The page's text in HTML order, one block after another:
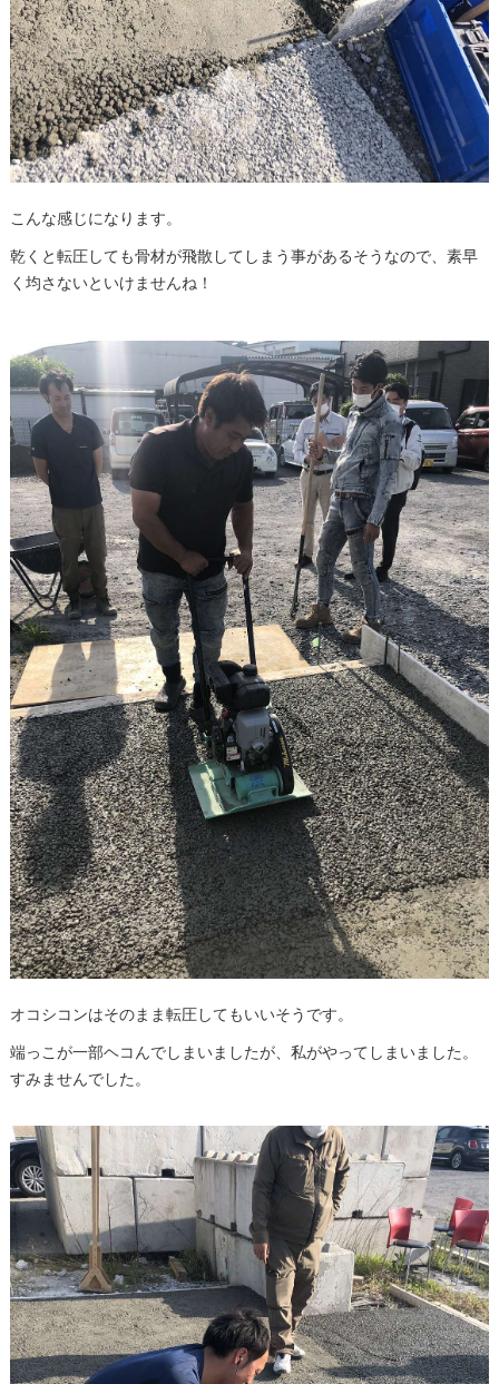
こんな感じになります。
乾くと転圧しても骨材が飛散してしまう事があるそうなので、素早
く均さないといけませんね！
オコシコンはそのまま転圧してもいいそうです。
端っこが一部ヘコんでしまいましたが、私がやってしまいました。
すみませんでした。